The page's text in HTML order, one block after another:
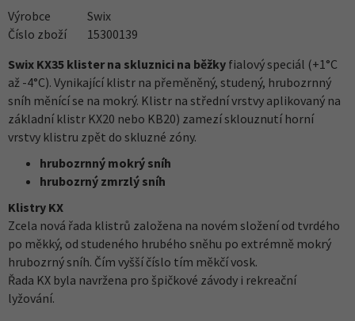
Výrobce
Swix
Číslo zboží
15300139
Swix KX35 klister na skluznici na běžky fialový speciál (+1°C
až -4°C). Vynikající klistr na přeměněný, studený, hrubozrnný
sníh měnící se na mokrý. Klistr na střední vrstvy aplikovaný na
základní klistr KX20 nebo KB20) zamezí sklouznutí horní
vrstvy klistru zpět do skluzné zóny.
hrubozrnný mokrý sníh
hrubozrný zmrzlý sníh
Klistry KX
Zcela nová řada klistrů založena na novém složení od tvrdého
po měkký, od studeného hrubého sněhu po extrémně mokrý
hrubozrný sníh. Čím vyšší číslo tím měkčí vosk.
Řada KX byla navržena pro špičkové závody i rekreační
lyžování.